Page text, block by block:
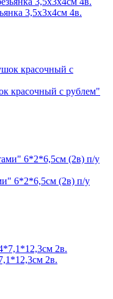
3,5х3х4см 4в.
красочный с рублем"
6*2*6,5см (2в) п/у
2в.